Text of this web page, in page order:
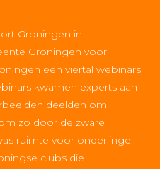
Groningen in
Groningen voor
een viertal webinars
kwamen experts aan
deelden om
zo door de zware
ruimte voor onderlinge
clubs die